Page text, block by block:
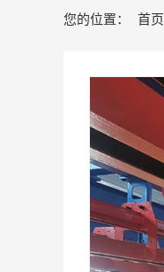
您的位置： 首页